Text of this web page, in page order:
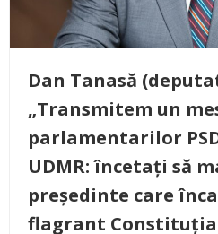
Dan Tanasă
„Transmitem un
parlamentarilor
UDMR: încetați să
președinte care
flagrant Constituția